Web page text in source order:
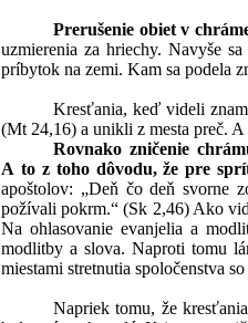
Prerušenie obiet v
uzmierenia za hriechy. Navyše
príbytok na zemi. Kam sa podela
Kresťania, keď videli
(Mt 24,16) a unikli z mesta preč. A
Rovnako zničenie
A to z toho dôvodu, že pre
apoštolov: „Deň čo deň svorne
požívali pokrm.“ (Sk 2,46) Ako
Na ohlasovanie evanjelia a
modlitby a slova. Naproti tomu
miestami stretnutia spoločenstva
Napriek tomu, že